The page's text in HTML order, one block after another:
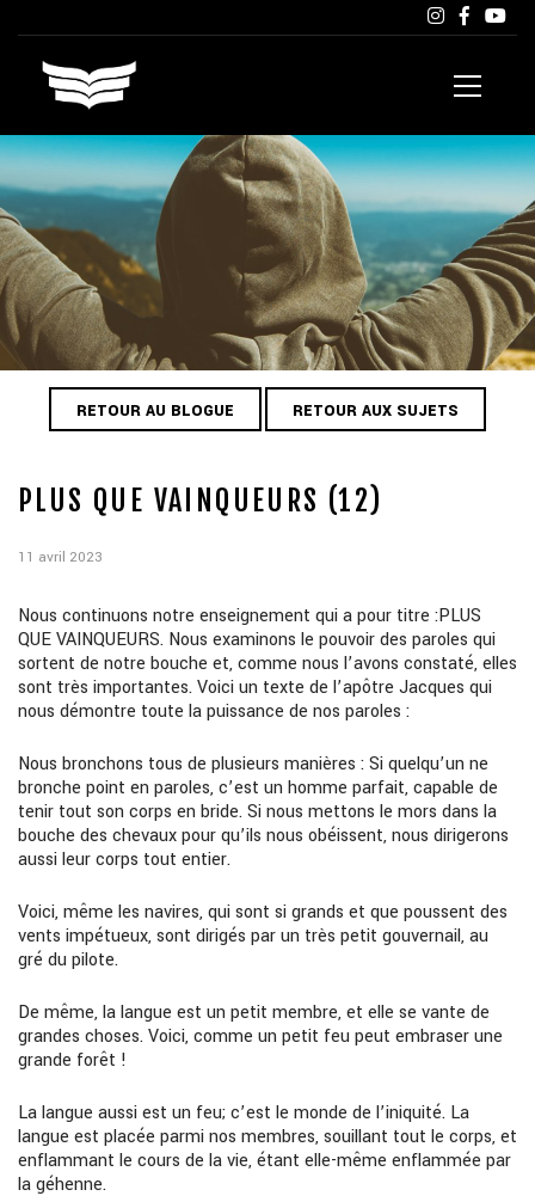
RETOUR AU BLOGUE RETOUR AUX SUJETS
PLUS QUE VAINQUEURS (12)
11 avril 2023
Nous continuons notre enseignement qui a pour titre :PLUS
QUE VAINQUEURS. Nous examinons le pouvoir des paroles qui
sortent de notre bouche et, comme nous l’avons constaté, elles
sont très importantes. Voici un texte de l’apôtre Jacques qui
nous démontre toute la puissance de nos paroles :
Nous bronchons tous de plusieurs manières : Si quelqu’un ne
bronche point en paroles, c’est un homme parfait, capable de
tenir tout son corps en bride. Si nous mettons le mors dans la
bouche des chevaux pour qu’ils nous obéissent, nous dirigerons
aussi leur corps tout entier.
Voici, même les navires, qui sont si grands et que poussent des
vents impétueux, sont dirigés par un très petit gouvernail, au
gré du pilote.
De même, la langue est un petit membre, et elle se vante de
grandes choses. Voici, comme un petit feu peut embraser une
grande forêt !
La langue aussi est un feu; c’est le monde de l’iniquité. La
langue est placée parmi nos membres, souillant tout le corps, et
enflammant le cours de la vie, étant elle-même enflammée par
la géhenne.